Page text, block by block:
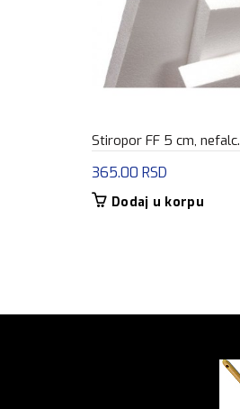
Stiropor FF 5 cm, nefalc.
365.00 RSD
Dodaj u korpu